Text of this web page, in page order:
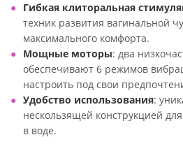
Гибкая клиторальная
техник развития вагинальной
максимального комфорта.
Мощные моторы: два
обеспечивают 6 режимов
настроить под свои
Удобство использования:
нескользящей конструкцией
в воде.